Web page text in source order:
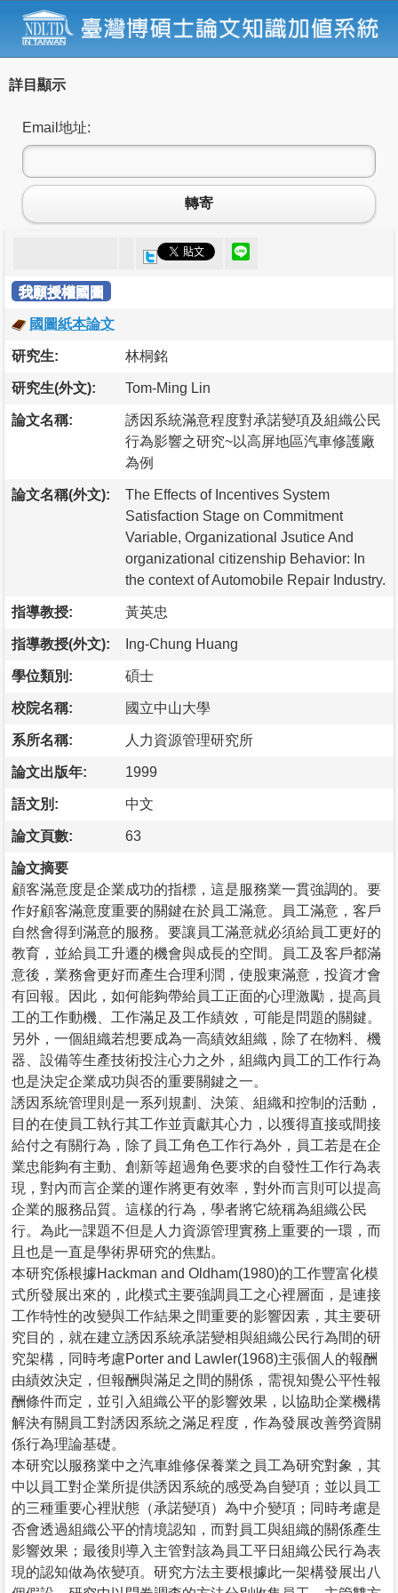
詳目顯示
Email地址:
轉寄
我願授權國圖
國圖紙本論文
研究生: 林桐銘
研究生(外文): Tom-Ming Lin
論文名稱:
誘因系統滿意程度對承諾變項及組織公民
行為影響之研究~以高屏地區汽車修護廠
為例
論文名稱(外文):
The Effects of Incentives System
Satisfaction Stage on Commitment
Variable, Organizational Jsutice And
organizational citizenship Behavior: In
the context of Automobile Repair Industry.
指導教授: 黃英忠
指導教授(外文): Ing-Chung Huang
學位類別: 碩士
校院名稱: 國立中山大學
系所名稱: 人力資源管理研究所
論文出版年: 1999
語文別: 中文
論文頁數: 63
論文摘要
顧客滿意度是企業成功的指標，這是服務業一貫強調的。要
作好顧客滿意度重要的關鍵在於員工滿意。員工滿意，客戶
自然會得到滿意的服務。要讓員工滿意就必須給員工更好的
教育，並給員工升遷的機會與成長的空間。員工及客戶都滿
意後，業務會更好而產生合理利潤，使股東滿意，投資才會
有回報。因此，如何能夠帶給員工正面的心理激勵，提高員
工的工作動機、工作滿足及工作績效，可能是問題的關鍵。
另外，一個組織若想要成為一高績效組織，除了在物料、機
器、設備等生產技術投注心力之外，組織內員工的工作行為
也是決定企業成功與否的重要關鍵之一。
誘因系統管理則是一系列規劃、決策、組織和控制的活動，
目的在使員工執行其工作並貢獻其心力，以獲得直接或間接
給付之有關行為，除了員工角色工作行為外，員工若是在企
業忠能夠有主動、創新等超過角色要求的自發性工作行為表
現，對內而言企業的運作將更有效率，對外而言則可以提高
企業的服務品質。這樣的行為，學者將它統稱為組織公民
行。為此一課題不但是人力資源管理實務上重要的一環，而
且也是一直是學術界研究的焦點。
本研究係根據Hackman and Oldham(1980)的工作豐富化模
式所發展出來的，此模式主要強調員工之心裡層面，是連接
工作特性的改變與工作結果之間重要的影響因素，其主要研
究目的，就在建立誘因系統承諾變相與組織公民行為間的研
究架構，同時考慮Porter and Lawler(1968)主張個人的報酬
由績效決定，但報酬與滿足之間的關係，需視知覺公平性報
酬條件而定，並引入組織公平的影響效果，以協助企業機構
解決有關員工對誘因系統之滿足程度，作為發展改善勞資關
係行為理論基礎。
本研究以服務業中之汽車維修保養業之員工為研究對象，其
中以員工對企業所提供誘因系統的感受為自變項；並以員工
的三種重要心裡狀態（承諾變項）為中介變項；同時考慮是
否會透過組織公平的情境認知，而對員工與組織的關係產生
影響效果；最後則導入主管對該為員工平日組織公民行為表
現的認知做為依變項。研究方法主要根據此一架構發展出八